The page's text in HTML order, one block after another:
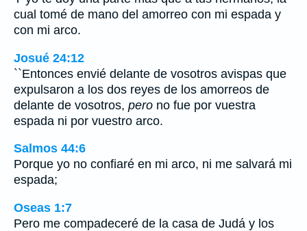
cual tomé de mano del amorreo con mi espada y
con mi arco.
Josué 24:12
``Entonces envié delante de vosotros avispas que
expulsaron a los dos reyes de los amorreos de
delante de vosotros, pero no fue por vuestra
espada ni por vuestro arco.
Salmos 44:6
Porque yo no confiaré en mi arco, ni me salvará mi
espada;
Oseas 1:7
Pero me compadeceré de la casa de Judá y los